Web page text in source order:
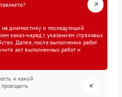
на диагностику и последующий
заказ-наряд с указанием страховых
Далее, после выполнения работ
акт выполненных работ и
и какой